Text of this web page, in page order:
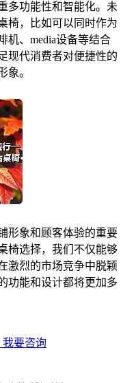
多功能性和智能化。未
椅，比如可以同时作为
机、media设备等结合
现代消费者对便捷性的
象。
形象和顾客体验的重要
椅选择，我们不仅能够
激烈的市场竞争中脱颖
功能和设计都将更加多
我要咨询